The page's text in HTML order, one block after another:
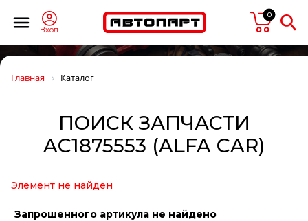
Вход
0
Главная Каталог
ПОИСК ЗАПЧАСТИ
AC1875553 (ALFA CAR)
Элемент не найден
Запрошенного артикула не найдено